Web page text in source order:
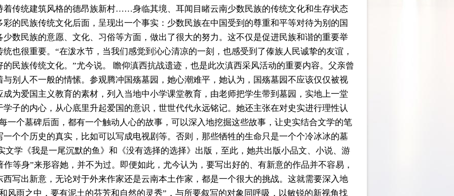
着传统建筑风格的德昂族新村……身临其境、耳闻目睹云南少数民族的传统文化和生存状态
的民族传统文化后面，呈现出一个事实：少数民族在中国受到的尊重和平等对待为别的国
数民族的意愿、文化、习俗等方面，做出了很大的努力。这不仅是促进民族和谐的重要举
也很重要。“在泼水节，当我们感觉到沁心清凉的一刻，也感受到了傣族人民诚挚的友谊，
民族传统文化。”尤今说。 瞻仰滇西抗战遗迹，也是此次滇西采风活动的重要内容。父亲曾
别人不一般的情愫。参观腾冲国殇墓园，她心潮难平，她认为，国殇墓园不应该仅仅被视
为爱国主义教育的素材，列入当地中小学课堂教育，由老师把学生带到墓园，实地上一堂
子的内心，从心底里升起爱国的意识，世世代代永远铭记。她还主张在对史实进行理性认
一个墓碑后面，都有一个触动人心的故事，可以深入地挖掘这些故事，让史实结合文学的笔
个个历史的真实，比如可以写成电视剧等。否则，那些牺牲的生命只是一个个冷冰冰的墓
文学《我是一尾沉默的鱼》和《没有选择的选择》出版，至此，她共出版小品文、小说、游
等身”来形容她，并不为过。即便如此，尤今认为，要写出好的、有新意的作品并不容易，
写出新意，无论对于外来作家还是云南本土作家，都是一个很大的挑战。这就需要深入地
风雨之中，要有泥土的芬芳和自然的灵秀”，与所要叙写的对象同呼吸，以敏锐的新视角找